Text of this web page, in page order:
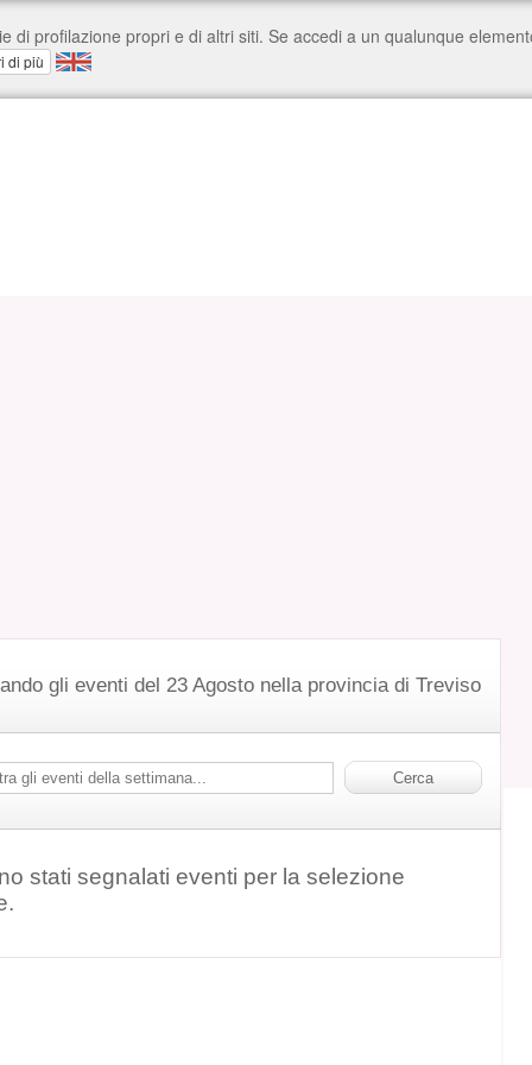
gli eventi del 23 Agosto nella provincia di Treviso
stati segnalati eventi per la selezione